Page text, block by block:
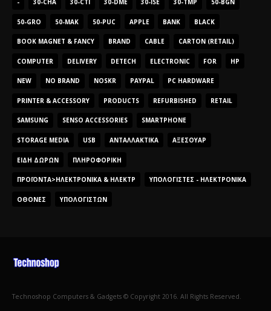
- 30-CHA 30-CTI 30-DME 30-ISE 30-TMP 50-BGN
50-GRO 50-MAK 50-PUC APPLE BANK BLACK
BOOK MAGNET & FANCY BRAND CABLE CARTON (RETAIL)
COMPUTER DELIVERY DETECH ELECTRONIC FOR HP
NEW NO BRAND NOSKR PAYPAL PC HARDWARE
PRINTER & ACCESSORY PRODUCTS REFURBISHED RETAIL
SAMSUNG SENSO ACCESSORIES SMARTPHONE
STORAGE MEDIA USB ΑΝΤΑΛΛΑΚΤΙΚΆ ΑΞΕΣΟΥΆΡ
ΕΊΔΗ ΔΏΡΩΝ ΠΛΗΡΟΦΟΡΙΚΉ
ΠΡΟΪΌΝΤΑ>ΗΛΕΚΤΡΟΝΙΚΆ & ΗΛΕΚΤΡ ΥΠΟΛΟΓΙΣΤΈΣ - ΗΛΕΚΤΡΟΝΙΚΆ
ΟΘΌΝΕΣ ΥΠΟΛΟΓΙΣΤΏΝ
Technoshop Computers & Gadgets © Copyright 2016. All Rights Reserved.